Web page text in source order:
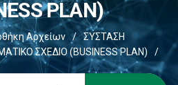
PLAN)
Αρχείων /
ΣΥΣΤΑΣΗ
ΣΧΕΔΙΟ (BUSINESS PLAN) /